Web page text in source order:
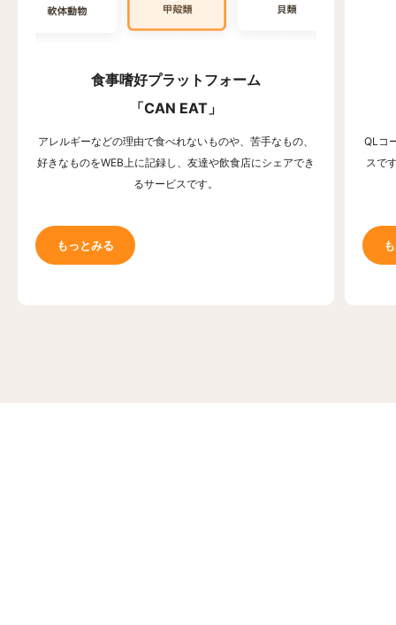
食事嗜好プラットフォーム
「CAN EAT」
アレルギーなどの理由で食べれないものや、苦手なもの、
好きなものをWEB上に記録し、友達や飲食店にシェアでき
るサービスです。
もっとみる
QLコ
スで